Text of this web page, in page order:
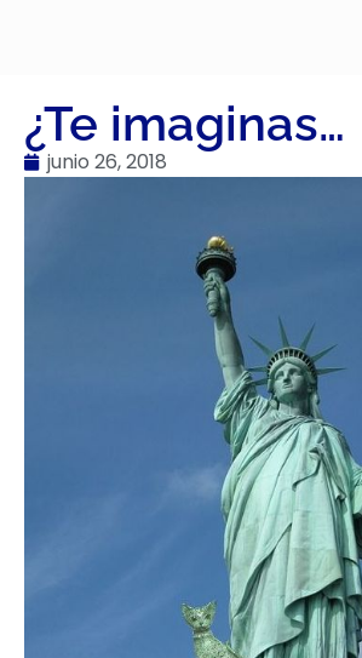
¿Te imaginas…
junio 26, 2018